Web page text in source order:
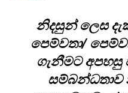
නිදසුන් ලෙස
පෙම්වතා/
ගැනීමට අපහසු
සම්බන්ධතාව